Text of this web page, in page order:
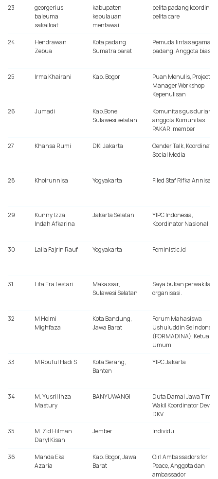
23
georgerius
baleuma
sakailoat
kabupaten
kepulauan
mentawai
pelita padang
pelita care
24
Hendrawan
Zebua
Kota padang
Sumatra barat
Pemuda lintas agama
padang. Anggota biasa
25 Irma Khairani Kab. Bogor
Puan Menulis, Project
Manager Workshop
Kepenulisan
26 Jumadi
Kab.Bone,
Sulawesi selatan
Komunitas gus durian,
anggota Komunitas
PAKAR, member
27 Khansa Rumi DKI Jakarta
Gender Talk, Koordinator
Social Media
28 Khoirunnisa Yogyakarta Filed Staf Rifka Annisa
29
Kunny Izza
Indah Afkarina
Jakarta Selatan
YIPC Indonesia,
Koordinator Nasional
30 Laila Fajrin Rauf Yogyakarta Feministic.id
31 Lita Era Lestari
Makassar,
Sulawesi Selatan
Saya bukan perwakilan
organisasi.
32
M Helmi
Mighfaza
Kota Bandung,
Jawa Barat
Forum Mahasiswa
Ushuluddin Se
(FORMADINA), Ketua
Umum
33 M Rouful Hadi S
Kota Serang,
Banten
YIPC Jakarta
34
M. Yusril Ihza
Mastury
BANYUWANGI
Duta Damai Jawa Timur,
Wakil Koordinator Devisi
DKV
35
M. Zid Hilman
Daryl Kisan
Jember Individu
36
Manda Eka
Azaria
Kab. Bogor, Jawa
Barat
Girl Ambassadors for
Peace, Anggota dan
ambassador